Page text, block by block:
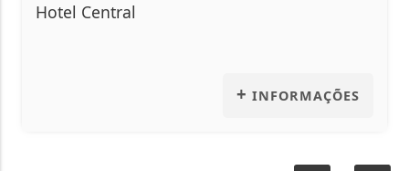
Hotel Central
+ INFORMAÇÕES